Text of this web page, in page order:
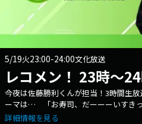
5/19火23:00-24:00文化放送
レコメン！ 23時～
今夜は佐藤勝利くんが担当！3時間
ーマは… 「お寿司、だーーーいす
ョコミントなど様々な「これで3時間行
詳細情報を見る